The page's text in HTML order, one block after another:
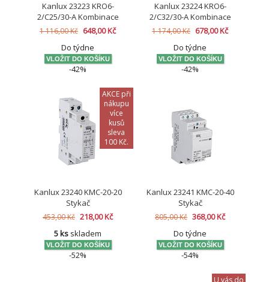
Kanlux 23223 KRO6-
2/C25/30-A Kombinace
jistič-proudový chránič
1 116,00 Kč 648,00 Kč
Do týdne
-42%
Kanlux 23224 KRO6-
2/C32/30-A Kombinace
jistič-proudový chránič
1 174,00 Kč 678,00 Kč
Do týdne
-42%
AKCE při
nákupu
více
kusů
sleva
100 Kč.
Kanlux 23240 KMC-20-20
Stykač
453,00 Kč 218,00 Kč
5 ks skladem
-52%
Kanlux 23241 KMC-20-40
Stykač
805,00 Kč 368,00 Kč
Do týdne
-54%
U vás do